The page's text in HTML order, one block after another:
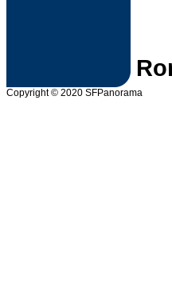
Copyright © 2020 SFPanorama